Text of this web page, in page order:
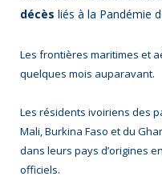
décès liés à la Pandémie
Les frontières maritimes et
quelques mois auparavant.
Les résidents ivoiriens des
Mali, Burkina Faso et du
dans leurs pays d’origines
officiels.